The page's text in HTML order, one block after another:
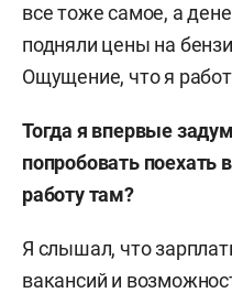
все тоже самое, а
подняли цены на
Ощущение, что я
Тогда я впервые
попробовать поехать
работу там?
Я слышал, что
вакансий и